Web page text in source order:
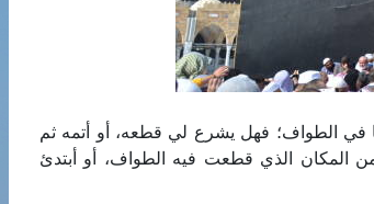
في الطواف؛ فهل يشرع لي قطعه، أو أتمه ثم
المكان الذي قطعت فيه الطواف، أو أبتدئ